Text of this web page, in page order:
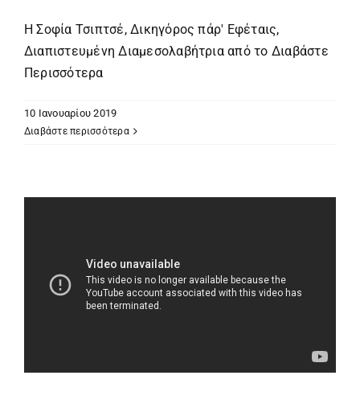
Η Σοφία Τσιπτσέ, Δικηγόρος πάρ' Εφέταις,
Διαπιστευμένη Διαμεσολαβήτρια από το Διαβάστε
Περισσότερα
10 Ιανουαρίου 2019
Διαβάστε περισσότερα